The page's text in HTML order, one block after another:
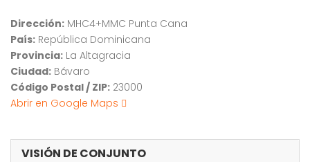
Dirección: MHC4+MMC Punta Cana
País: República Dominicana
Provincia: La Altagracia
Ciudad: Bávaro
Código Postal / ZIP: 23000
Abrir en Google Maps
VISIÓN DE CONJUNTO